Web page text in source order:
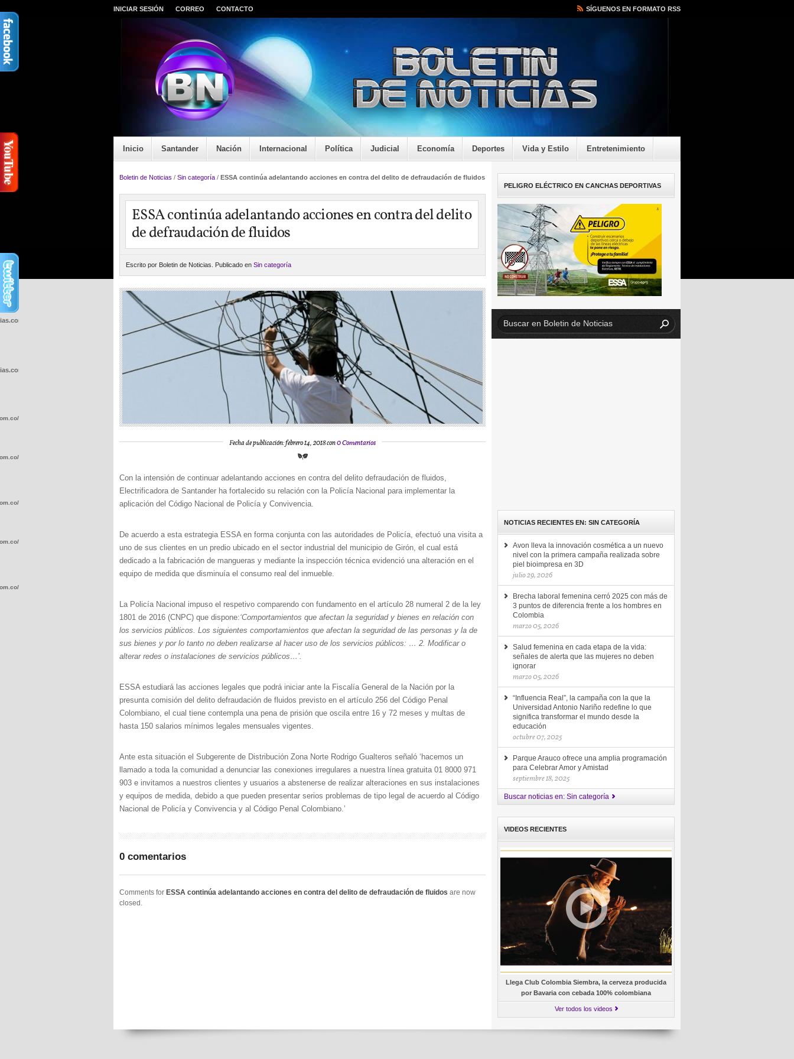
INICIAR SESIÓN CORREO CONTACTO SÍGUENOS EN FORMATO RSS
Inicio Santander Nación Internacional Política Judicial Economía Deportes Vida y Estilo Entretenimiento
Boletin de Noticias / Sin categoría / ESSA continúa adelantando acciones en contra del delito de defraudación de fluidos
ESSA continúa adelantando acciones en contra del delito
de defraudación de fluidos
Escrito por Boletin de Noticias. Publicado en Sin categoría
Fecha de publicación: febrero 14, 2018 con0 Comentarios
Con la intensión de continuar adelantando acciones en contra del delito defraudación de fluidos,
Electrificadora de Santander ha fortalecido su relación con la Policía Nacional para implementar la
aplicación del Código Nacional de Policía y Convivencia.
De acuerdo a esta estrategia ESSA en forma conjunta con las autoridades de Policía, efectuó una visita a
uno de sus clientes en un predio ubicado en el sector industrial del municipio de Girón, el cual está
dedicado a la fabricación de mangueras y mediante la inspección técnica evidenció una alteración en el
equipo de medida que disminuía el consumo real del inmueble.
La Policía Nacional impuso el respetivo comparendo con fundamento en el artículo 28 numeral 2 de la ley
1801 de 2016 (CNPC) que dispone:‘Comportamientos que afectan la seguridad y bienes en relación con
los servicios públicos. Los siguientes comportamientos que afectan la seguridad de las personas y la de
sus bienes y por lo tanto no deben realizarse al hacer uso de los servicios públicos: … 2. Modificar o
alterar redes o instalaciones de servicios públicos…’.
ESSA estudiará las acciones legales que podrá iniciar ante la Fiscalía General de la Nación por la
presunta comisión del delito defraudación de fluidos previsto en el artículo 256 del Código Penal
Colombiano, el cual tiene contempla una pena de prisión que oscila entre 16 y 72 meses y multas de
hasta 150 salarios mínimos legales mensuales vigentes.
Ante esta situación el Subgerente de Distribución Zona Norte Rodrigo Gualteros señaló ‘hacemos un
llamado a toda la comunidad a denunciar las conexiones irregulares a nuestra línea gratuita 01 8000 971
903 e invitamos a nuestros clientes y usuarios a abstenerse de realizar alteraciones en sus instalaciones
y equipos de medida, debido a que pueden presentar serios problemas de tipo legal de acuerdo al Código
Nacional de Policía y Convivencia y al Código Penal Colombiano.’
0 comentarios
Comments for ESSA continúa adelantando acciones en contra del delito de defraudación de fluidos are now
closed.
PELIGRO ELÉCTRICO EN CANCHAS DEPORTIVAS
NOTICIAS RECIENTES EN: SIN CATEGORÍA
Avon lleva la innovación cosmética a un nuevo
nivel con la primera campaña realizada sobre
piel bioimpresa en 3D
julio 29, 2026
Brecha laboral femenina cerró 2025 con más de
3 puntos de diferencia frente a los hombres en
Colombia
marzo 05, 2026
Salud femenina en cada etapa de la vida:
señales de alerta que las mujeres no deben
ignorar
marzo 05, 2026
“Influencia Real”, la campaña con la que la
Universidad Antonio Nariño redefine lo que
significa transformar el mundo desde la
educación
octubre 07, 2025
Parque Arauco ofrece una amplia programación
para Celebrar Amor y Amistad
septiembre 18, 2025
Buscar noticias en: Sin categoría
VIDEOS RECIENTES
Llega Club Colombia Siembra, la cerveza producida
por Bavaria con cebada 100% colombiana
Ver todos los videos
wp-
wp-
wp-
wp-
wp-
wp-
wp-